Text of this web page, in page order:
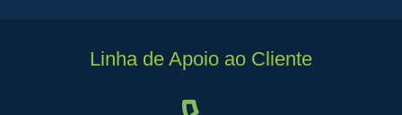
Linha de Apoio ao Cliente